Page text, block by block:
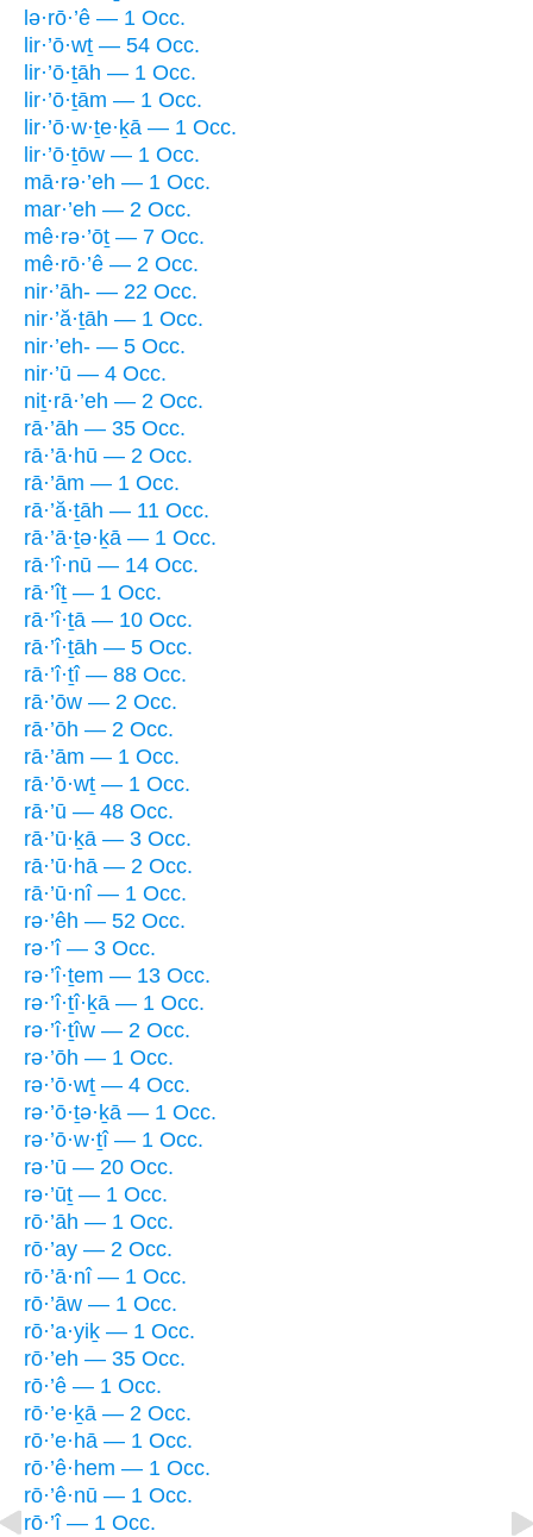
lə·rō·’ê — 1 Occ.
lir·’ō·wṯ — 54 Occ.
lir·’ō·ṯāh — 1 Occ.
lir·’ō·ṯām — 1 Occ.
lir·’ō·w·ṯe·ḵā — 1 Occ.
lir·’ō·ṯōw — 1 Occ.
mā·rə·’eh — 1 Occ.
mar·’eh — 2 Occ.
mê·rə·’ōṯ — 7 Occ.
mê·rō·’ê — 2 Occ.
nir·’āh- — 22 Occ.
nir·’ă·ṯāh — 1 Occ.
nir·’eh- — 5 Occ.
nir·’ū — 4 Occ.
niṯ·rā·’eh — 2 Occ.
rā·’āh — 35 Occ.
rā·’ā·hū — 2 Occ.
rā·’ām — 1 Occ.
rā·’ă·ṯāh — 11 Occ.
rā·’ā·ṯə·ḵā — 1 Occ.
rā·’î·nū — 14 Occ.
rā·’îṯ — 1 Occ.
rā·’î·ṯā — 10 Occ.
rā·’î·ṯāh — 5 Occ.
rā·’î·ṯî — 88 Occ.
rā·’ōw — 2 Occ.
rā·’ōh — 2 Occ.
rā·’ām — 1 Occ.
rā·’ō·wṯ — 1 Occ.
rā·’ū — 48 Occ.
rā·’ū·ḵā — 3 Occ.
rā·’ū·hā — 2 Occ.
rā·’ū·nî — 1 Occ.
rə·’êh — 52 Occ.
rə·’î — 3 Occ.
rə·’î·ṯem — 13 Occ.
rə·’î·ṯî·ḵā — 1 Occ.
rə·’î·ṯîw — 2 Occ.
rə·’ōh — 1 Occ.
rə·’ō·wṯ — 4 Occ.
rə·’ō·ṯə·ḵā — 1 Occ.
rə·’ō·w·ṯî — 1 Occ.
rə·’ū — 20 Occ.
rə·’ūṯ — 1 Occ.
rō·’āh — 1 Occ.
rō·’ay — 2 Occ.
rō·’ā·nî — 1 Occ.
rō·’āw — 1 Occ.
rō·’a·yiḵ — 1 Occ.
rō·’eh — 35 Occ.
rō·’ê — 1 Occ.
rō·’e·ḵā — 2 Occ.
rō·’e·hā — 1 Occ.
rō·’ê·hem — 1 Occ.
rō·’ê·nū — 1 Occ.
rō·’î — 1 Occ.